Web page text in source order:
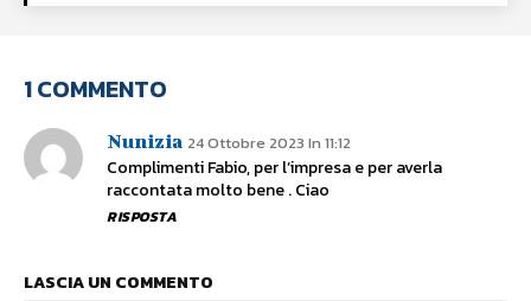
1 COMMENTO
Nunizia 24 Ottobre 2023 In 11:12
Complimenti Fabio, per l’impresa e per averla
raccontata molto bene . Ciao
RISPOSTA
LASCIA UN COMMENTO